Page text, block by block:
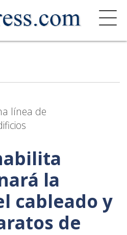
línea de
la
cableado y
de